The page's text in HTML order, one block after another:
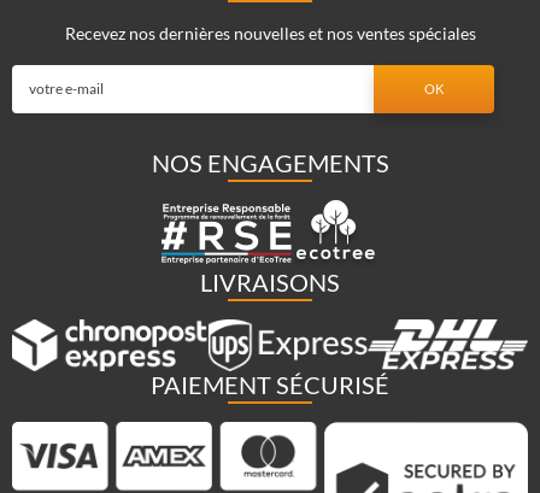
Recevez nos dernières nouvelles et nos ventes spéciales
NOS ENGAGEMENTS
LIVRAISONS
PAIEMENT SÉCURISÉ